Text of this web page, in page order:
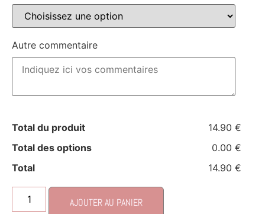
Autre commentaire
Total du produit
14.90 €
Total des options
0.00 €
Total
14.90 €
AJOUTER AU PANIER